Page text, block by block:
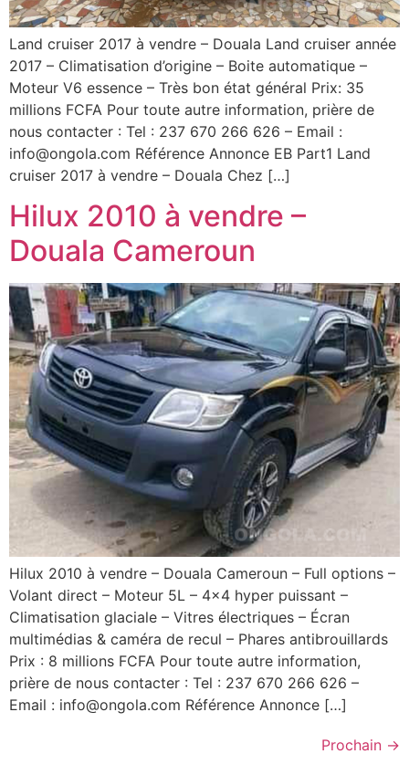
Land cruiser 2017 à vendre – Douala Land cruiser année
2017 – Climatisation d’origine – Boite automatique –
Moteur V6 essence – Très bon état général Prix: 35
millions FCFA Pour toute autre information, prière de
nous contacter : Tel : 237 670 266 626 – Email :
info@ongola.com Référence Annonce EB Part1 Land
cruiser 2017 à vendre – Douala Chez […]
Hilux 2010 à vendre –
Douala Cameroun
Hilux 2010 à vendre – Douala Cameroun – Full options –
Volant direct – Moteur 5L – 4×4 hyper puissant –
Climatisation glaciale – Vitres électriques – Écran
multimédias & caméra de recul – Phares antibrouillards
Prix : 8 millions FCFA Pour toute autre information,
prière de nous contacter : Tel : 237 670 266 626 –
Email : info@ongola.com Référence Annonce […]
Prochain →